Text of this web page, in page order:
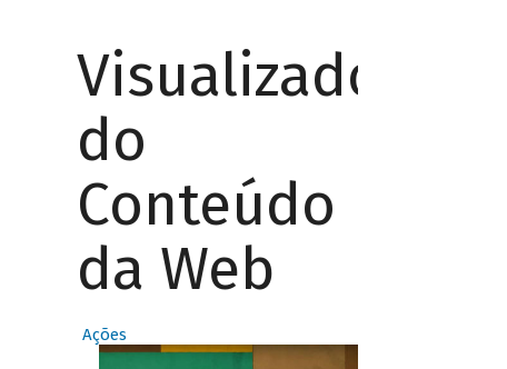
Visualizador
do
Conteúdo
da Web
Ações